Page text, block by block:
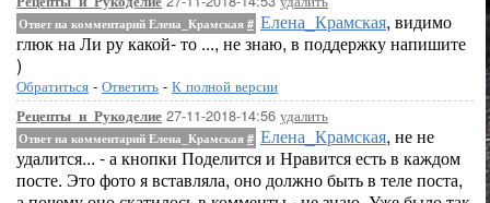
Ответ на комментарий Елена_Крамская # Елена_Крамская, видимо
глюк на Ли ру какой- то ..., не знаю, в поддержку напишите
)
Обратиться - Ответить - К полной версии
Рецепты_и_Рукоделие 27-11-2018-14:56 удалить
Ответ на комментарий Елена_Крамская # Елена_Крамская, не не
удалится... - а кнопки Поделится и Нравится есть в каждом
посте. Это фото я вставляла, оно должно быть в теле поста,